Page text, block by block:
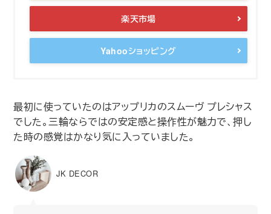
楽天市場
Yahooショッピング
最初に使っていたのはアップリカのスムーヴ プレシャス
でした。三輪ならではの安定感と操作性が魅力で、押し
た時の感覚はかなり気に入っていました。
JK DECOR